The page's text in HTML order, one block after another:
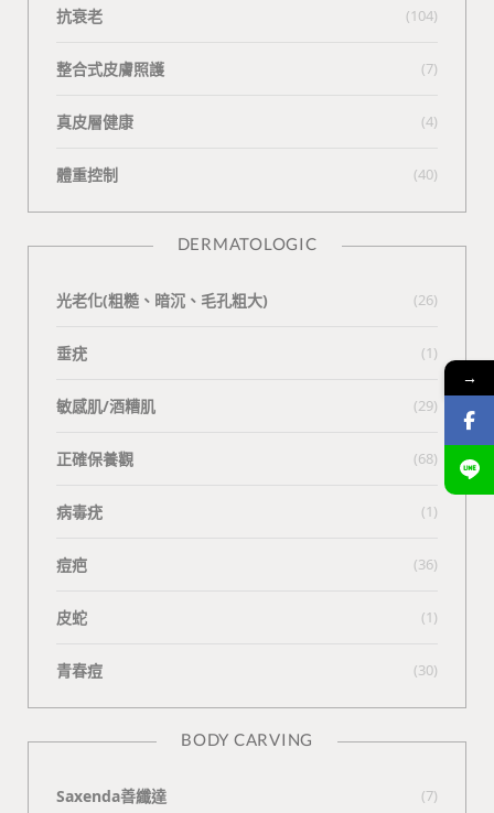
抗衰老 (104)
整合式皮膚照護 (7)
真皮層健康 (4)
體重控制 (40)
DERMATOLOGIC
光老化(粗糙、暗沉、毛孔粗大) (26)
垂疣 (1)
敏感肌/酒糟肌 (29)
正確保養觀 (68)
病毒疣 (1)
痘疤 (36)
皮蛇 (1)
青春痘 (30)
BODY CARVING
Saxenda善纖達 (7)
→